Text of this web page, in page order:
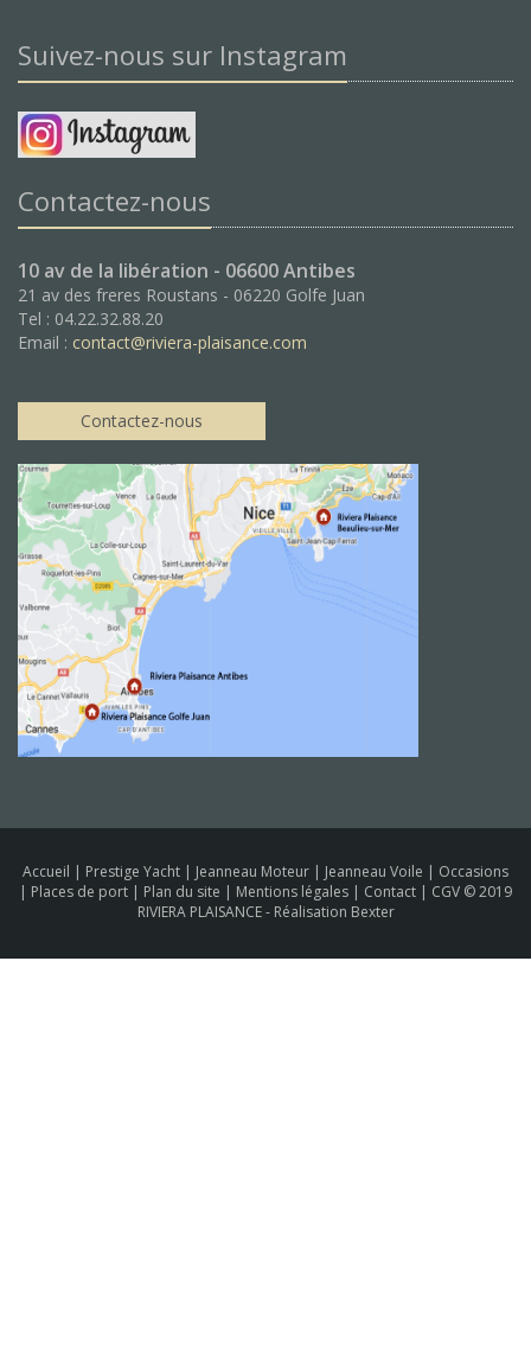
Suivez-nous sur Instagram
Contactez-nous
10 av de la libération - 06600 Antibes
21 av des freres Roustans - 06220 Golfe Juan
Tel : 04.22.32.88.20
Email : contact@riviera-plaisance.com
Contactez-nous
Accueil | Prestige Yacht | Jeanneau Moteur | Jeanneau Voile | Occasions
| Places de port | Plan du site | Mentions légales | Contact | CGV © 2019
RIVIERA PLAISANCE - Réalisation Bexter